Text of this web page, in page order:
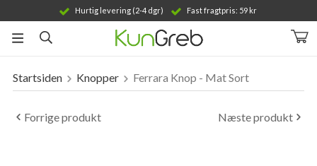
Hurtig levering (2-4 dgr) Fast fragtpris: 59 kr
Produktet er blevet tilføjet til din indkøbskurv
Startsiden Knopper Ferrara Knop - Mat Sort
Forrige produkt Næste produkt